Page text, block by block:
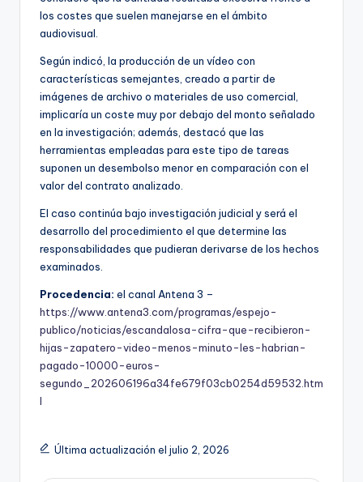
los costes que suelen manejarse en el ámbito
audiovisual.
Según indicó, la producción de un vídeo con
características semejantes, creado a partir de
imágenes de archivo o materiales de uso comercial,
implicaría un coste muy por debajo del monto señalado
en la investigación; además, destacó que las
herramientas empleadas para este tipo de tareas
suponen un desembolso menor en comparación con el
valor del contrato analizado.
El caso continúa bajo investigación judicial y será el
desarrollo del procedimiento el que determine las
responsabilidades que pudieran derivarse de los hechos
examinados.
Procedencia: el canal Antena 3 –
https://www.antena3.com/programas/espejo-
publico/noticias/escandalosa-cifra-que-recibieron-
hijas-zapatero-video-menos-minuto-les-habrian-
pagado-10000-euros-
segundo_202606196a34fe679f03cb0254d59532.htm
l
Última actualización el julio 2, 2026